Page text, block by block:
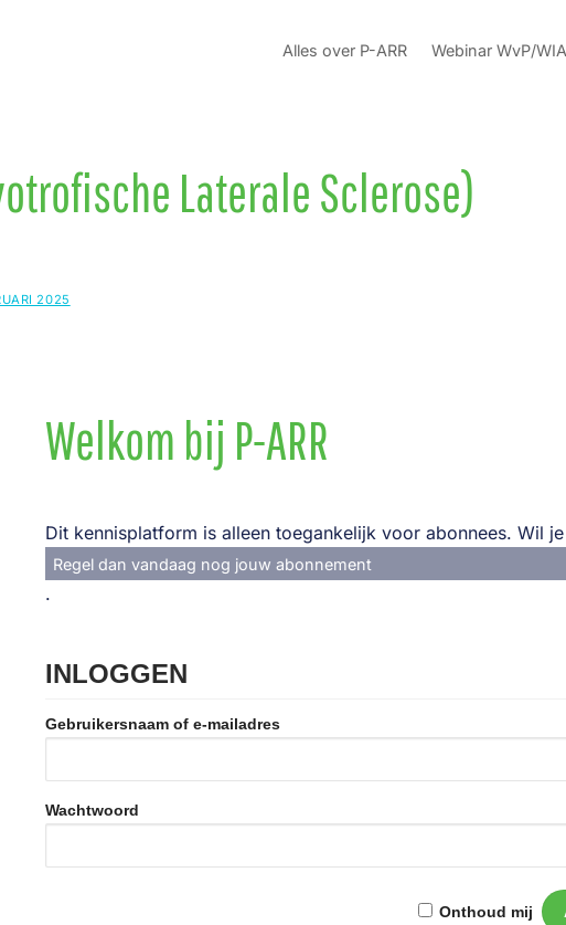
Alles over P-ARR Webinar WvP/WIA
Laterale Sclerose)
2025
Welkom bij P-ARR
Dit kennisplatform is alleen toegankelijk voor abonnees. Wil
Regel dan vandaag nog jouw abonnement
.
INLOGGEN
Gebruikersnaam of e-mailadres
Wachtwoord
Onthoud mij